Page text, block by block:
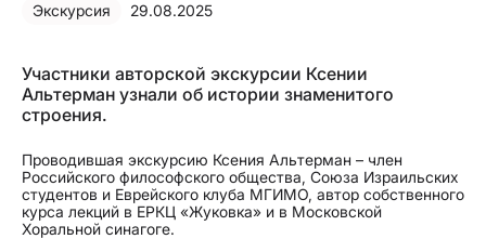
Экскурсия 29.08.2025
Участники авторской экскурсии Ксении
Альтерман узнали об истории знаменитого
строения.
Проводившая экскурсию Ксения Альтерман – член
Российского философского общества, Союза Израильских
студентов и Еврейского клуба МГИМО, автор собственного
курса лекций в ЕРКЦ «Жуковка» и в Московской
Хоральной синагоге.